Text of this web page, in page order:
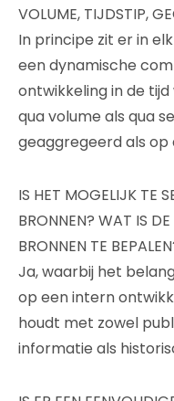
VOLUME, TIJDSTIP,
In principe zit er in
een dynamische
ontwikkeling in de
qua volume als qua
geaggregeerd als op
IS HET MOGELIJK TE
BRONNEN? WAT IS
BRONNEN TE
Ja, waarbij het
op een intern
houdt met zowel
informatie als